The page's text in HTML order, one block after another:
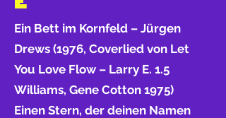
Ein Bett im Kornfeld – Jürgen
Drews (1976, Coverlied von Let
You Love Flow – Larry E. 1.5
Williams, Gene Cotton 1975)
Einen Stern, der deinen Namen